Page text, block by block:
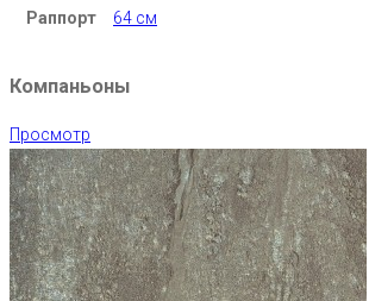
Раппорт 64 см
Компаньоны
Просмотр